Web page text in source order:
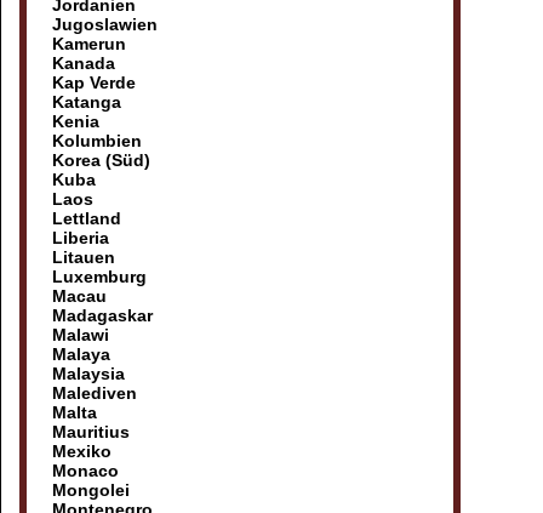
Jordanien
Jugoslawien
Kamerun
Kanada
Kap Verde
Katanga
Kenia
Kolumbien
Korea (Süd)
Kuba
Laos
Lettland
Liberia
Litauen
Luxemburg
Macau
Madagaskar
Malawi
Malaya
Malaysia
Malediven
Malta
Mauritius
Mexiko
Monaco
Mongolei